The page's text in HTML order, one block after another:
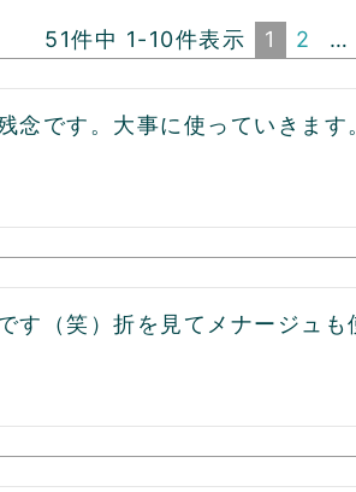
51件中 1-10件表示 1 2 …
です。大事に使っていきます
す（笑）折を見てメナージュも